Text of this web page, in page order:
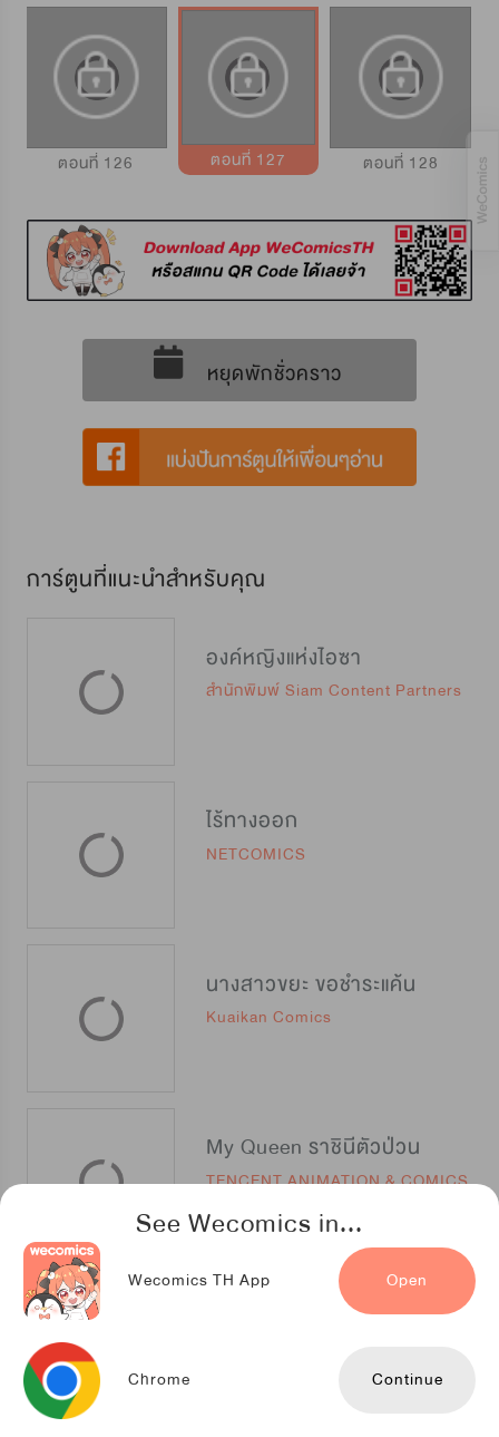
See Wecomics in...
Wecomics TH App Open
Chrome Continue
ตอนที่ 126 ตอนที่ 127 ตอนที่ 128
หยุดพักชั่วคราว
การ์ตูนที่แนะนำสำหรับคุณ
องค์หญิงแห่งไอซา
สำนักพิมพ์ Siam Content Partners
ไร้ทางออก
NETCOMICS
นางสาวขยะ ขอชำระแค้น
Kuaikan Comics
My Queen ราชินีตัวป่วน
TENCENT ANIMATION & COMICS
ข้ามขอบฟ้าเพื่อมารักเธอ